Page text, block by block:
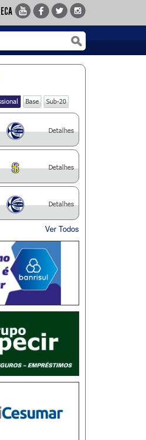
Base Sub-20
Detalhes
Detalhes
Detalhes
Ver Todos